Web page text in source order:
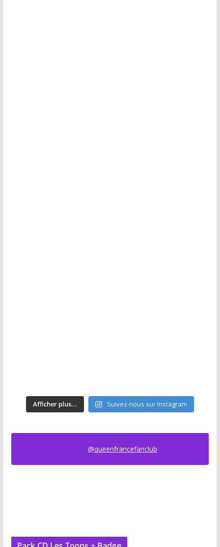
Afficher plus... Suivez-nous sur Instagram
@queenfrancefanclub